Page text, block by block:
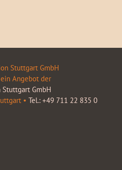
Stuttgart GmbH
Angebot der
GmbH
• Tel.: +49 711 22 835 0